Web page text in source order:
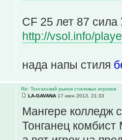
CF 25 лет 87
http://vsol.info/
нада напы стиля
Re: Тонганский рынок стилевых игроков
LA-GAVANA 17 июн 2013, 21:33
Мангере колледж
Тонганец